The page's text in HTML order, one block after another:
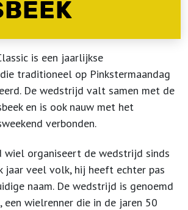
is een jaarlijkse
die traditioneel op Pinkstermaandag
De wedstrijd valt samen met de
en is ook nauw met het
verbonden.
wiel organiseert de wedstrijd sinds
jaar veel volk, hij heeft echter pas
naam. De wedstrijd is genoemd
een wielrenner die in de jaren 50